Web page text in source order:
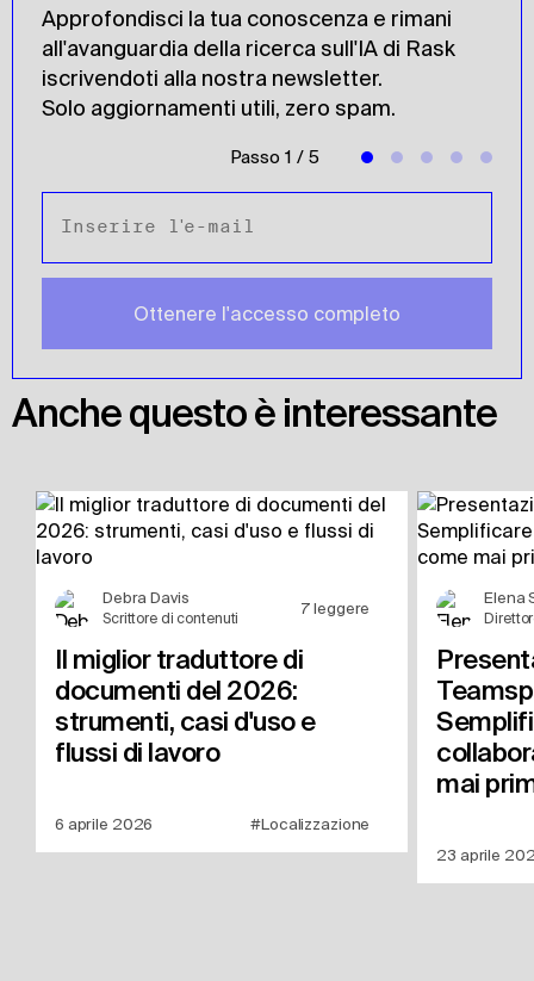
Approfondisci la tua conoscenza e rimani
all'avanguardia della ricerca sull'IA di Rask
iscrivendoti alla nostra newsletter.
Solo aggiornamenti utili, zero spam.
Passo 1 / 5
Ottenere l'accesso completo
Anche questo è interessante
Debra Davis
Scrittore di contenuti
7 leggere
Il miglior traduttore di
documenti del 2026:
strumenti, casi d'uso e
flussi di lavoro
6 aprile 2026 #Localizzazione
Elena
mai
23 aprile